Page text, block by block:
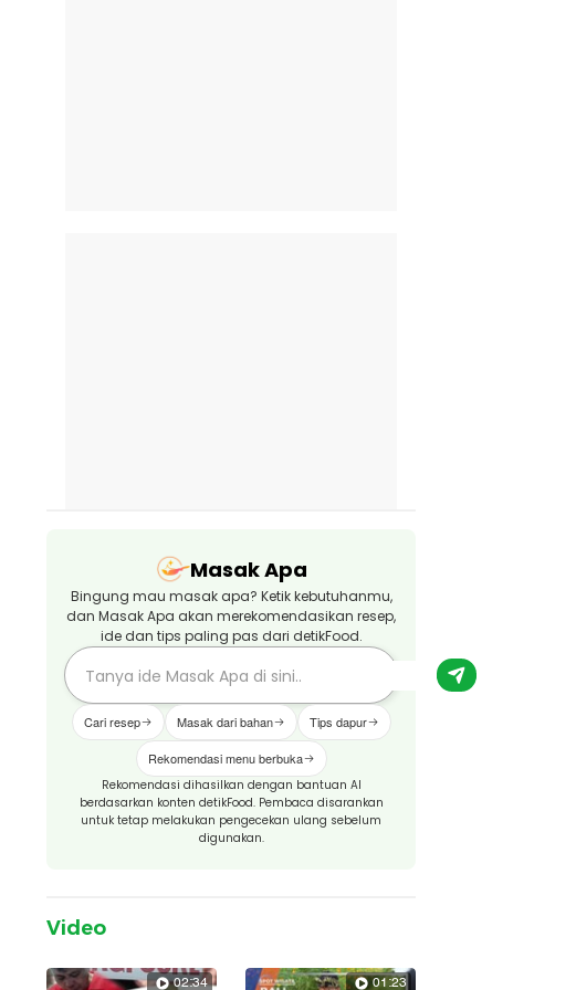
Masak Apa
Bingung mau masak apa? Ketik kebutuhanmu,
dan Masak Apa akan merekomendasikan resep,
ide dan tips paling pas dari detikFood.
Cari resep Masak dari bahan Tips dapur
Rekomendasi menu berbuka
Rekomendasi dihasilkan dengan bantuan AI
berdasarkan konten detikFood. Pembaca disarankan
untuk tetap melakukan pengecekan ulang sebelum
digunakan.
Video
02:34 01:23